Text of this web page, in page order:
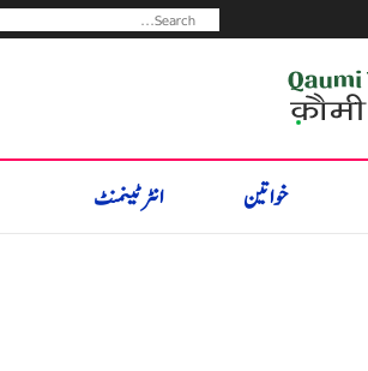
خواتین انٹرٹینمنٹ